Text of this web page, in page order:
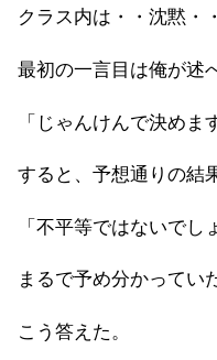
クラス内は・・沈黙・
最初の一言目は俺が述
「じゃんけんで決めま
すると、予想通りの結
「不平等ではないでし
まるで予め分かってい
こう答えた。